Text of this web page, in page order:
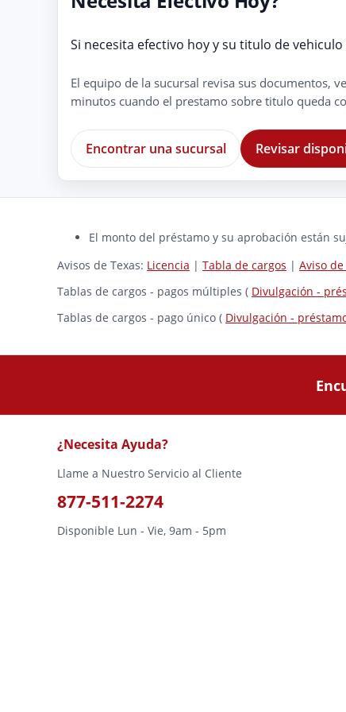
Si necesita efectivo hoy y su titulo de
El equipo de la sucursal revisa sus documentos,
minutos cuando el prestamo sobre titulo queda
Encontrar una sucursal Revisar
El monto del préstamo y su aprobación están
Avisos de Texas: Licencia | Tabla de cargos | Aviso de
Tablas de cargos - pagos múltiples ( Divulgación -
Tablas de cargos - pago único ( Divulgación -
¿Necesita Ayuda?
Llame a Nuestro Servicio al Cliente
877-511-2274
Disponible Lun - Vie, 9am - 5pm